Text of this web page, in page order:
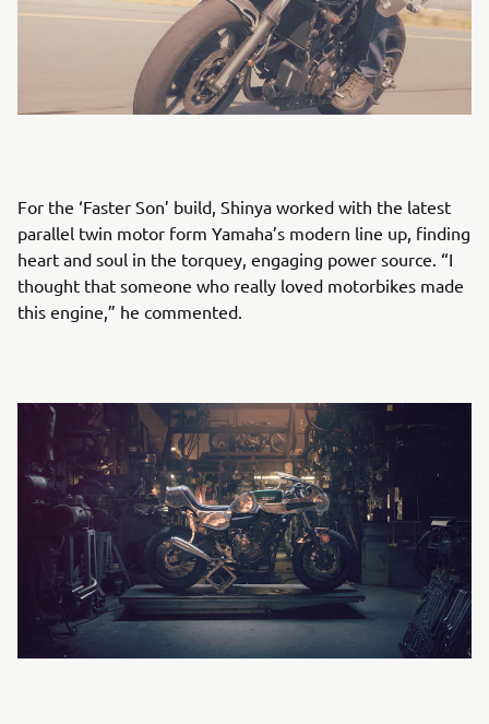
For the ‘Faster Son’ build, Shinya worked with the latest
parallel twin motor form Yamaha’s modern line up, finding
heart and soul in the torquey, engaging power source. “I
thought that someone who really loved motorbikes made
this engine,” he commented.